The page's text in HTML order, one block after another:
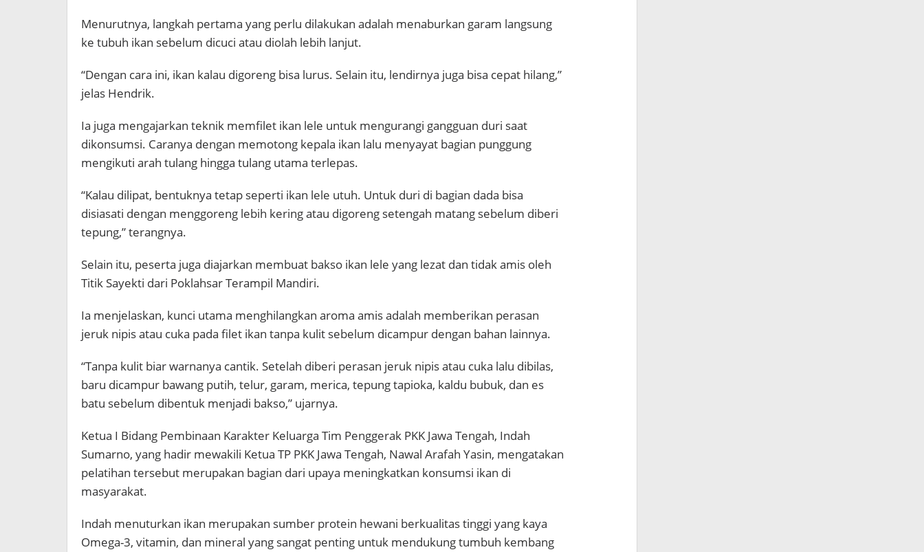
Menurutnya, langkah pertama yang perlu dilakukan adalah menaburkan garam langsung
ke tubuh ikan sebelum dicuci atau diolah lebih lanjut.
“Dengan cara ini, ikan kalau digoreng bisa lurus. Selain itu, lendirnya juga bisa cepat hilang,”
jelas Hendrik.
Ia juga mengajarkan teknik memfilet ikan lele untuk mengurangi gangguan duri saat
dikonsumsi. Caranya dengan memotong kepala ikan lalu menyayat bagian punggung
mengikuti arah tulang hingga tulang utama terlepas.
“Kalau dilipat, bentuknya tetap seperti ikan lele utuh. Untuk duri di bagian dada bisa
disiasati dengan menggoreng lebih kering atau digoreng setengah matang sebelum diberi
tepung,” terangnya.
Selain itu, peserta juga diajarkan membuat bakso ikan lele yang lezat dan tidak amis oleh
Titik Sayekti dari Poklahsar Terampil Mandiri.
Ia menjelaskan, kunci utama menghilangkan aroma amis adalah memberikan perasan
jeruk nipis atau cuka pada filet ikan tanpa kulit sebelum dicampur dengan bahan lainnya.
“Tanpa kulit biar warnanya cantik. Setelah diberi perasan jeruk nipis atau cuka lalu dibilas,
baru dicampur bawang putih, telur, garam, merica, tepung tapioka, kaldu bubuk, dan es
batu sebelum dibentuk menjadi bakso,” ujarnya.
Ketua I Bidang Pembinaan Karakter Keluarga Tim Penggerak PKK Jawa Tengah, Indah
Sumarno, yang hadir mewakili Ketua TP PKK Jawa Tengah, Nawal Arafah Yasin, mengatakan
pelatihan tersebut merupakan bagian dari upaya meningkatkan konsumsi ikan di
masyarakat.
Indah menuturkan ikan merupakan sumber protein hewani berkualitas tinggi yang kaya
Omega-3, vitamin, dan mineral yang sangat penting untuk mendukung tumbuh kembang